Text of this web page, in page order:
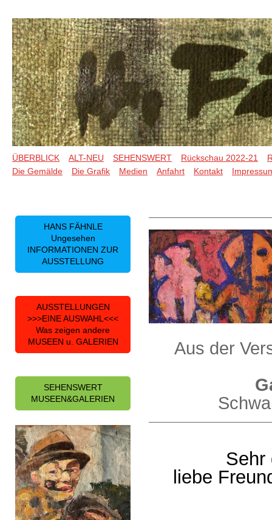
ÜBERBLICK ALT-NEU SEHENSWERT Rückschau 2022-21
Die Gemälde
Die Grafik Medien Anfahrt Kontakt
Aus der
Sehr
liebe
HANS FÄHNLE
Ungesehen
INFORMATIONEN ZUR
AUSSTELLUNG
AUSSTELLUNGEN
>>>EINE AUSWAHL<<<
Was zeigen andere
MUSEEN u. GALERIEN
SEHENSWERT
MUSEEN&GALERIEN